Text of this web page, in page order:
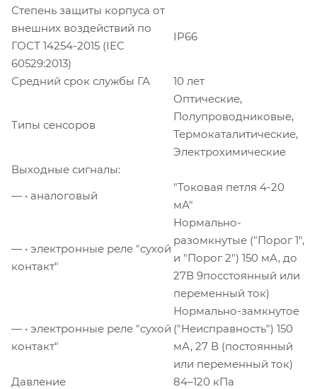
Степень защиты корпуса от
внешних воздействий по
ГОСТ 14254-2015 (IEC
60529:2013)
IP66
Средний срок службы ГА 10 лет
Типы сенсоров
Оптические,
Полупроводниковые,
Термокаталитические,
Электрохимические
Выходные сигналы:
— • аналоговый
"Токовая петля 4-20
мА"
— • электронные реле "сухой
контакт"
Нормально-
разомкнутые ("Порог 1",
и "Порог 2") 150 мА, до
27В 9посстоянный или
переменный ток)
— • электронные реле "сухой
контакт"
Нормально-замкнутое
("Неисправность") 150
мА, 27 В (постоянный
или переменный ток)
Давление
84–120 кПа